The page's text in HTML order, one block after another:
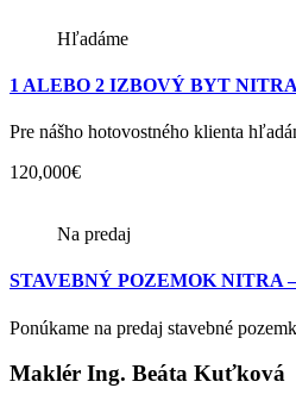
Hľadáme
1 ALEBO 2 IZBOVÝ BYT NITRA
Pre nášho hotovostného klienta
120,000€
Na predaj
STAVEBNÝ POZEMOK NITRA
Ponúkame na predaj stavebné
Maklér Ing. Beáta Kuťková